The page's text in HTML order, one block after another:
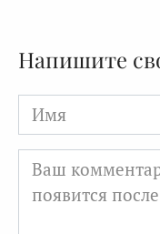
Напишите
Имя